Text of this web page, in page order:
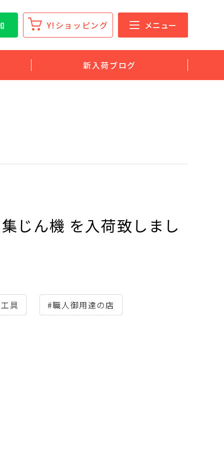
Y!ショッピング メニュー
新入荷ブログ
じん機 を入荷致しまし
具 #職人御用達の店